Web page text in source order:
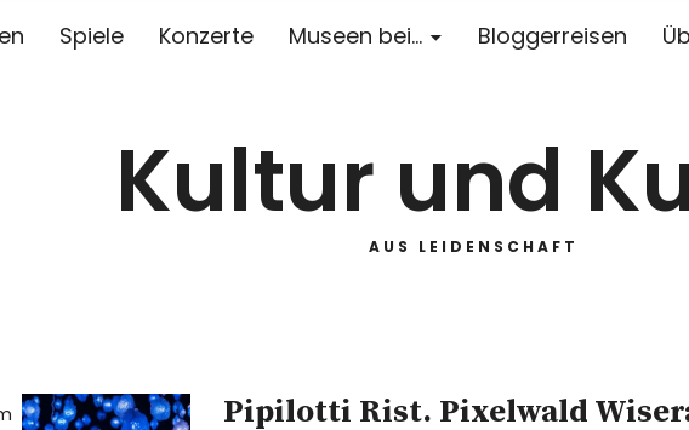
Spiele Konzerte Museen bei… Bloggerreisen
Kultur und
AUS LEIDENSCHAFT
Pipilotti Rist. Pixelwald